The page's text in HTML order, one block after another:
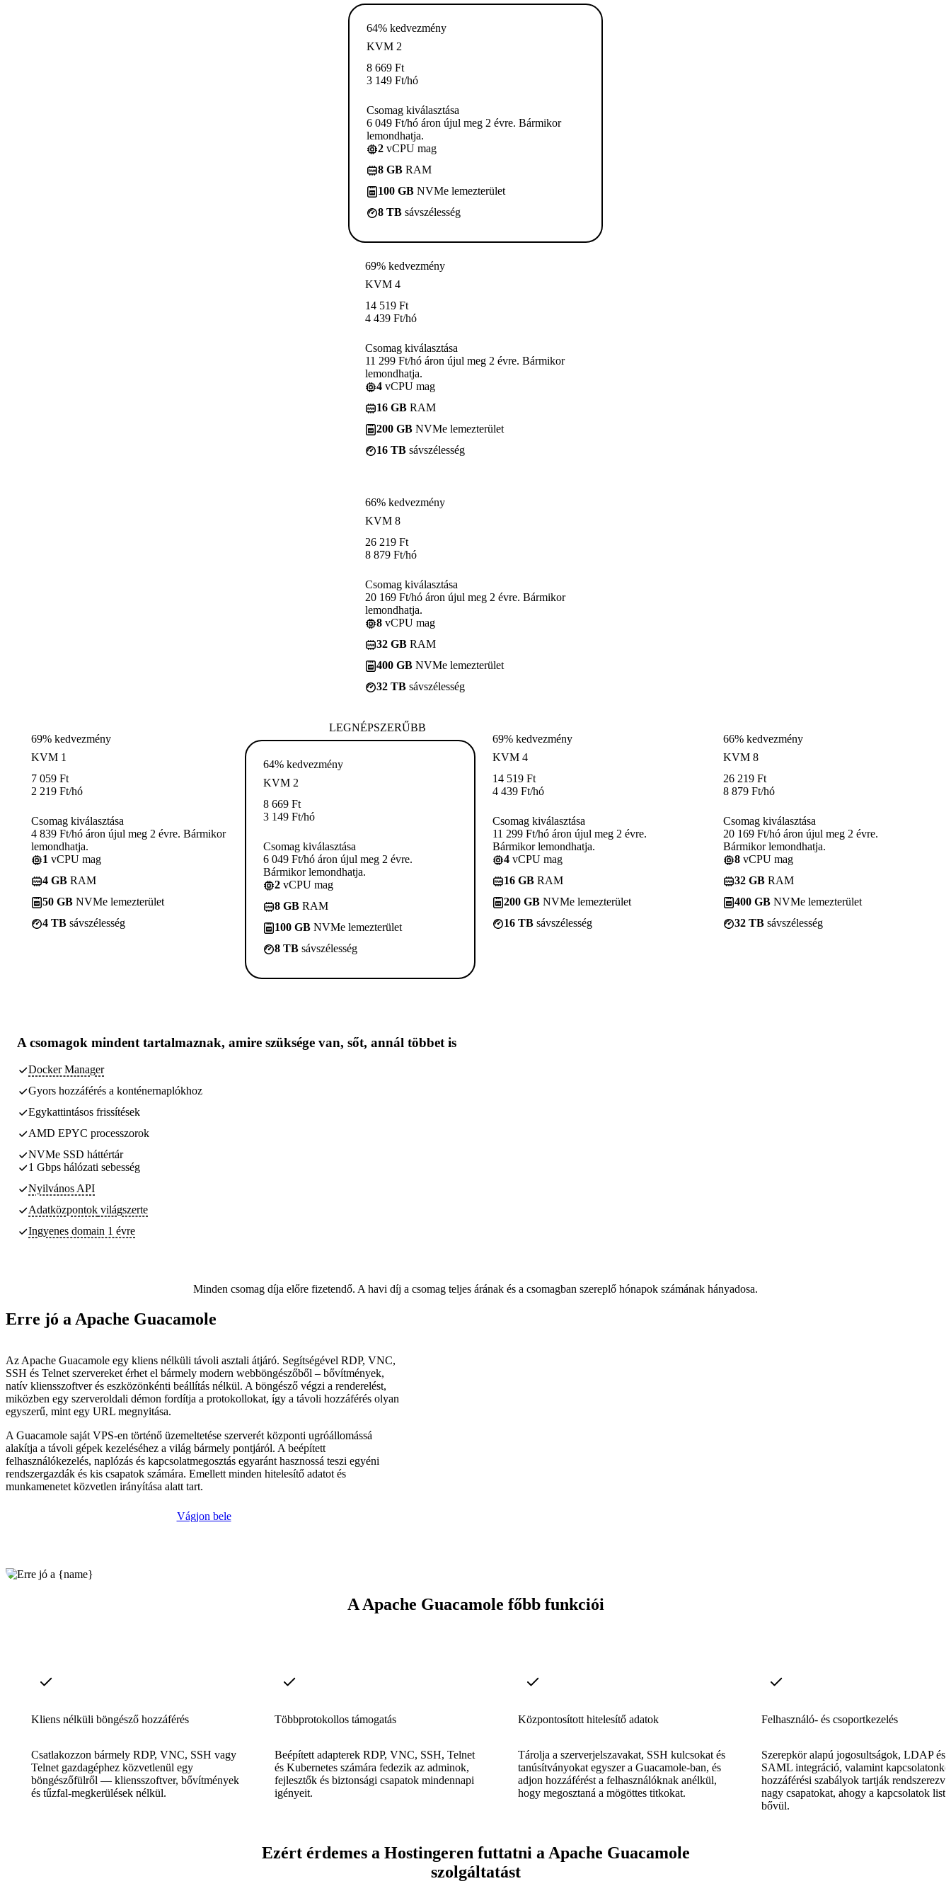
64% kedvezmény
KVM 2
8 669 Ft
3 149 Ft/hó
Csomag kiválasztása
6 049 Ft/hó áron újul meg 2 évre. Bármikor
lemondhatja.
2 vCPU mag
8 GB RAM
100 GB NVMe lemezterület
8 TB sávszélesség
69% kedvezmény
KVM 4
14 519 Ft
4 439 Ft/hó
Csomag kiválasztása
11 299 Ft/hó áron újul meg 2 évre. Bármikor
lemondhatja.
4 vCPU mag
16 GB RAM
200 GB NVMe lemezterület
16 TB sávszélesség
66% kedvezmény
KVM 8
26 219 Ft
8 879 Ft/hó
Csomag kiválasztása
20 169 Ft/hó áron újul meg 2 évre. Bármikor
lemondhatja.
8 vCPU mag
32 GB RAM
400 GB NVMe lemezterület
32 TB sávszélesség
69% kedvezmény
KVM 1
7 059 Ft
2 219 Ft/hó
Csomag kiválasztása
4 839 Ft/hó áron újul meg 2 évre. Bármikor
lemondhatja.
1 vCPU mag
4 GB RAM
50 GB NVMe lemezterület
4 TB sávszélesség
LEGNÉPSZERŰBB
64% kedvezmény
KVM 2
8 669 Ft
3 149 Ft/hó
Csomag kiválasztása
6 049 Ft/hó áron újul meg 2 évre.
Bármikor lemondhatja.
2 vCPU mag
8 GB RAM
100 GB NVMe lemezterület
8 TB sávszélesség
69% kedvezmény
KVM 4
14 519 Ft
4 439 Ft/hó
Csomag kiválasztása
11 299 Ft/hó áron újul meg 2 évre.
Bármikor lemondhatja.
4 vCPU mag
16 GB RAM
200 GB NVMe lemezterület
16 TB sávszélesség
66% kedvezmény
KVM 8
26 219 Ft
8 879 Ft/hó
Csomag kiválasztása
20 169 Ft/hó áron újul meg 2 évre.
Bármikor lemondhatja.
8 vCPU mag
32 GB RAM
400 GB NVMe lemezterület
32 TB sávszélesség
A csomagok mindent tartalmaznak, amire szüksége van, sőt, annál többet is
Docker Manager
Gyors hozzáférés a konténernaplókhoz
Egykattintásos frissítések
AMD EPYC processzorok
NVMe SSD háttértár
1 Gbps hálózati sebesség
Nyilvános API
Adatközpontok világszerte
Ingyenes domain 1 évre
Minden csomag díja előre fizetendő. A havi díj a csomag teljes árának és a csomagban szereplő hónapok számának hányadosa.
Erre jó a Apache Guacamole
Az Apache Guacamole egy kliens nélküli távoli asztali átjáró. Segítségével RDP, VNC,
SSH és Telnet szervereket érhet el bármely modern webböngészőből – bővítmények,
natív kliensszoftver és eszközönkénti beállítás nélkül. A böngésző végzi a renderelést,
miközben egy szerveroldali démon fordítja a protokollokat, így a távoli hozzáférés olyan
egyszerű, mint egy URL megnyitása.
A Guacamole saját VPS-en történő üzemeltetése szerverét központi ugróállomássá
alakítja a távoli gépek kezeléséhez a világ bármely pontjáról. A beépített
felhasználókezelés, naplózás és kapcsolatmegosztás egyaránt hasznossá teszi egyéni
rendszergazdák és kis csapatok számára. Emellett minden hitelesítő adatot és
munkamenetet közvetlen irányítása alatt tart.
Vágjon bele
A Apache Guacamole főbb funkciói
Kliens nélküli böngésző hozzáférés
Csatlakozzon bármely RDP, VNC, SSH vagy
Telnet gazdagéphez közvetlenül egy
böngészőfülről — kliensszoftver, bővítmények
és tűzfal-megkerülések nélkül.
Többprotokollos támogatás
Beépített adapterek RDP, VNC, SSH, Telnet
és Kubernetes számára fedezik az adminok,
fejlesztők és biztonsági csapatok mindennapi
igényeit.
Központosított hitelesítő adatok
Tárolja a szerverjelszavakat, SSH kulcsokat és
tanúsítványokat egyszer a Guacamole-ban, és
adjon hozzáférést a felhasználóknak anélkül,
hogy megosztaná a mögöttes titkokat.
Felhasználó- és csoportkezelés
Szerepkör alapú jogosultságok, LDAP és
SAML integráció, valamint
hozzáférési szabályok tartják
nagy csapatokat, ahogy a kapcsolatok
bővül.
Ezért érdemes a Hostingeren futtatni a Apache Guacamole
szolgáltatást